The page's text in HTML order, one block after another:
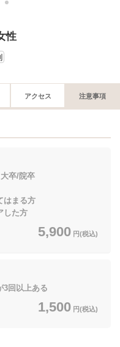
4
性
アクセス 注意事項
卒/院卒
る方
した方
5,900 円(税込)
回以上ある
1,500 円(税込)